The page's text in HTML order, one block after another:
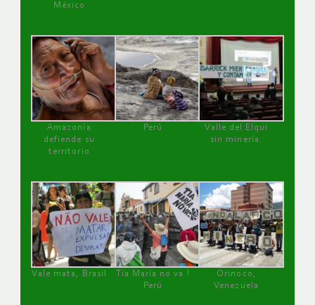
México
Amazonía
defiende su
territorio
Perú
Valle del Elqui
sin minería.
Vale mata, Brasil
Tía María no va !
Perú
Orinoco,
Venezuela